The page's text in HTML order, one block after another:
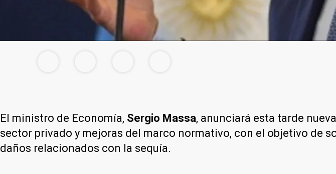
El ministro de Economía, Sergio Massa, anunciará esta tarde
sector privado y mejoras del marco normativo, con el objetivo de
daños relacionados con la sequía.